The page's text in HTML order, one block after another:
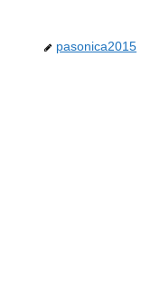
pasonica2015